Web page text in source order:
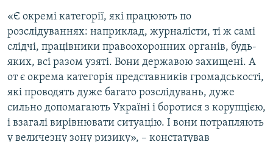
Усі сайти RFE/RL
«Є окремі категорії, які працюють по
розслідуваннях: наприклад, журналісти, ті ж самі
слідчі, працівники правоохоронних органів, будь-
яких, всі разом узяті. Вони державою захищені. А
от є окрема категорія представників громадськості,
які проводять дуже багато розслідувань, дуже
сильно допомагають Україні і боротися з корупцією,
і взагалі вирівнювати ситуацію. І вони потрапляють
у величезну зону ризику», – констатував